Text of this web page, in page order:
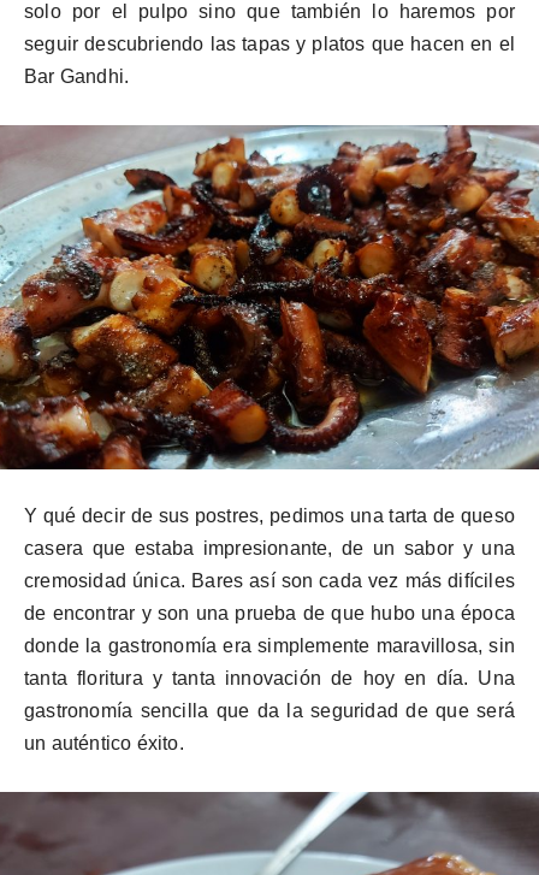
solo por el pulpo sino que también lo haremos por
seguir descubriendo las tapas y platos que hacen en el
Bar Gandhi.
Y qué decir de sus postres, pedimos una tarta de queso
casera que estaba impresionante, de un sabor y una
cremosidad única. Bares así son cada vez más difíciles
de encontrar y son una prueba de que hubo una época
donde la gastronomía era simplemente maravillosa, sin
tanta floritura y tanta innovación de hoy en día. Una
gastronomía sencilla que da la seguridad de que será
un auténtico éxito.